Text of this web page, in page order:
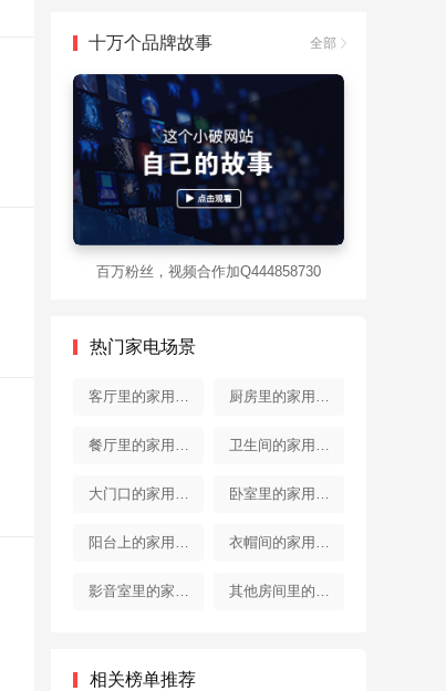
十万个品牌故事 全部
百万粉丝，视频合作加Q444858730
热门家电场景
客厅里的家用电
器
厨房里的家用电
器
餐厅里的家用电
器
卫生间的家用电
器
大门口的家用电
器
卧室里的家用电
器
阳台上的家用电 衣帽间的家用电
器
影音室里的家用 其他房间里的家
相关榜单推荐